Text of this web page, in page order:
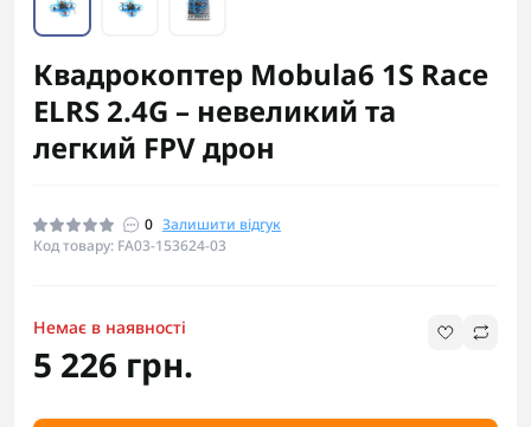
Квадрокоптер Mobula6 1S Race
ELRS 2.4G – невеликий та
легкий FPV дрон
0 Залишити відгук
Код товару: FA03-153624-03
Немає в наявності
5 226 грн.